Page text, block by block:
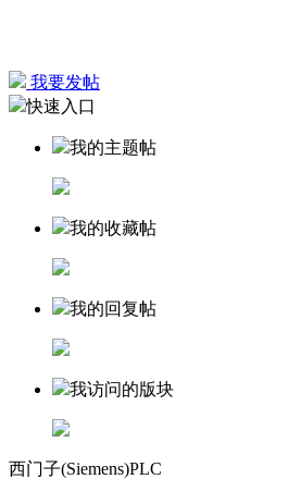
我要发帖
快速入口
我的主题帖
我的收藏帖
我的回复帖
我访问的版块
西门子(Siemens)PLC